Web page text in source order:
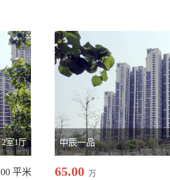
2室1厅
平米
中辰一品
65.00 万